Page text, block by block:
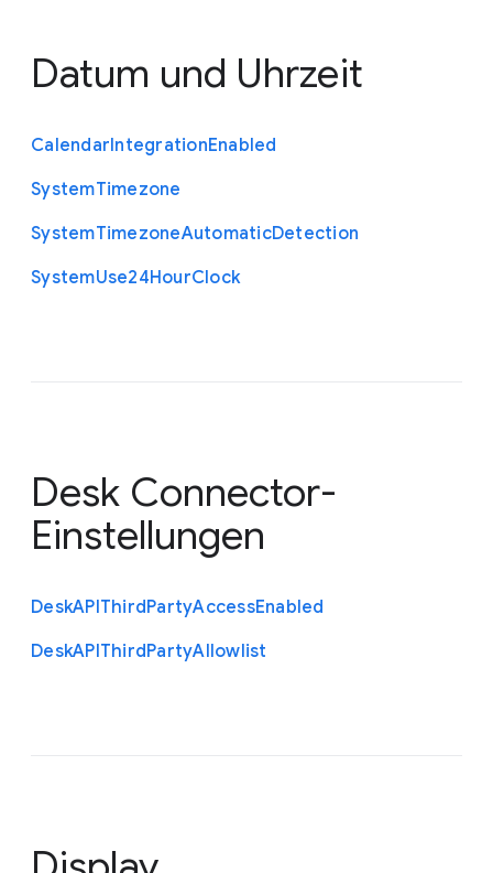
Datum und Uhrzeit
CalendarIntegrationEnabled
SystemTimezone
SystemTimezoneAutomaticDetection
SystemUse24HourClock
Desk Connector-
Einstellungen
DeskAPIThirdPartyAccessEnabled
DeskAPIThirdPartyAllowlist